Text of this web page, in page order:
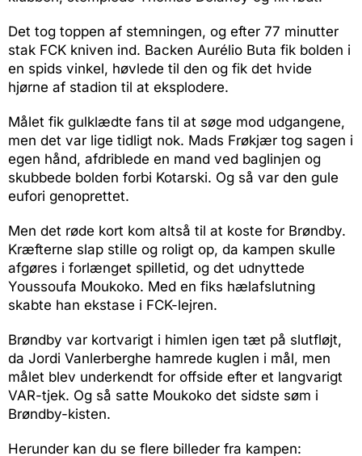
Det tog toppen af stemningen, og efter 77 minutter
stak FCK kniven ind. Backen Aurélio Buta fik bolden i
en spids vinkel, høvlede til den og fik det hvide
hjørne af stadion til at eksplodere.
Målet fik gulklædte fans til at søge mod udgangene,
men det var lige tidligt nok. Mads Frøkjær tog sagen i
egen hånd, afdriblede en mand ved baglinjen og
skubbede bolden forbi Kotarski. Og så var den gule
eufori genoprettet.
Men det røde kort kom altså til at koste for Brøndby.
Kræfterne slap stille og roligt op, da kampen skulle
afgøres i forlænget spilletid, og det udnyttede
Youssoufa Moukoko. Med en fiks hælafslutning
skabte han ekstase i FCK-lejren.
Brøndby var kortvarigt i himlen igen tæt på slutfløjt,
da Jordi Vanlerberghe hamrede kuglen i mål, men
målet blev underkendt for offside efter et langvarigt
VAR-tjek. Og så satte Moukoko det sidste søm i
Brøndby-kisten.
Herunder kan du se flere billeder fra kampen: